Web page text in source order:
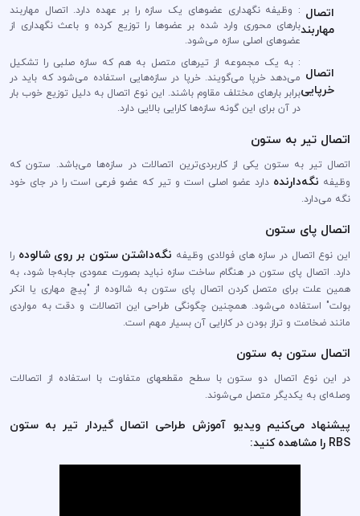
اتصال
مهاربند
: وظیفه نگهداری عضوهای یک سازه را بر عهده دارد. اتصال مهاربند
بارهای محوری وارد شده بر عضوها را توزیع کرده و باعث نگهداری از
عضوهای اصلی سازه می‌شود.
اتصال
خرپایی
: به یک مجموعه‌ از تیرهای متصل به هم که سازه صلبی را تشکیل
می‌دهد خرپا می‌گویند. خرپا در سازه‌هایی استفاده می‌شود که باید در
برابر بار‌های مختلف مقاوم باشند. این نوع اتصال به دلیل توزیع خوب بار
در آن برای این گونه سازه‌ها کارایی بالایی دارد.
اتصال تیر به ستون
اتصال تیر به ستون یکی از کاربردی‌ترین اتصالات در سازه‌ها می‌باشد. ستون که
وظیفه نگه‌دارنده دارد عضو اصلی است و تیر که عضو فرعی است را در جای خود
نگه می‌دارد.
اتصال پای ستون
این نوع اتصال در سازه های فولادی وظیفه نگه‌داشتن ستون بر روی شالوده را
دارد. اتصال پای ستون در هنگام ساخت سازه نباید بصورت عمودی جابه‌جا شود، به
همین علت برای متصل کردن اتصال پای ستون به شالوده از "پیچ مهاری یا انکر
بولت" استفاده می‌شود. همچنین چگونگی طراحی این اتصالات و دقت به مواردی
مانند ضخامت و تراز بودن در کارایی آن بسیار مهم است.
اتصال ستون به ستون
در این نوع اتصال دو ستون با سطح مقطعهای متفاوت با استفاده از اتصالات
وصله‌ای به یکدیگر متصل می‌شوند.
پیشنهاد می‌کنیم ویدیو آموزش طراحی اتصال گیردار تیر به ستون
RBS را مشاهده کنید: